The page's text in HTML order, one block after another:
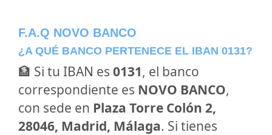
F.A.Q NOVO BANCO
¿A QUÉ BANCO PERTENECE EL IBAN 0131?
🏦 Si tu IBAN es 0131, el banco
correspondiente es NOVO BANCO,
con sede en Plaza Torre Colón 2,
28046, Madrid, Málaga. Si tienes